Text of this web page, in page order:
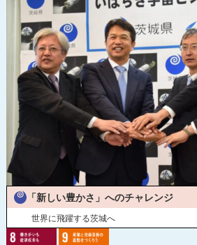
令和2年度寄附企業一覧
「新しい豊かさ」へのチャレンジ
世界に飛躍する茨城へ